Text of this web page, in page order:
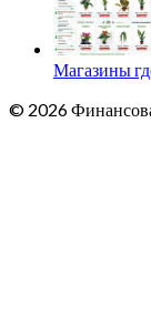
Магазины
© 2026